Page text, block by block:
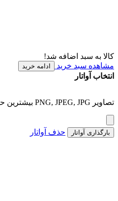
کالا به سبد اضافه شد!
مشاهده سبد خرید
ادامه خرید
انتخاب آواتار
تصاویر PNG, JPEG, JPG بیشترین حجم مجاز 3 مگابایت
بارگذاری آواتار حذف آواتار